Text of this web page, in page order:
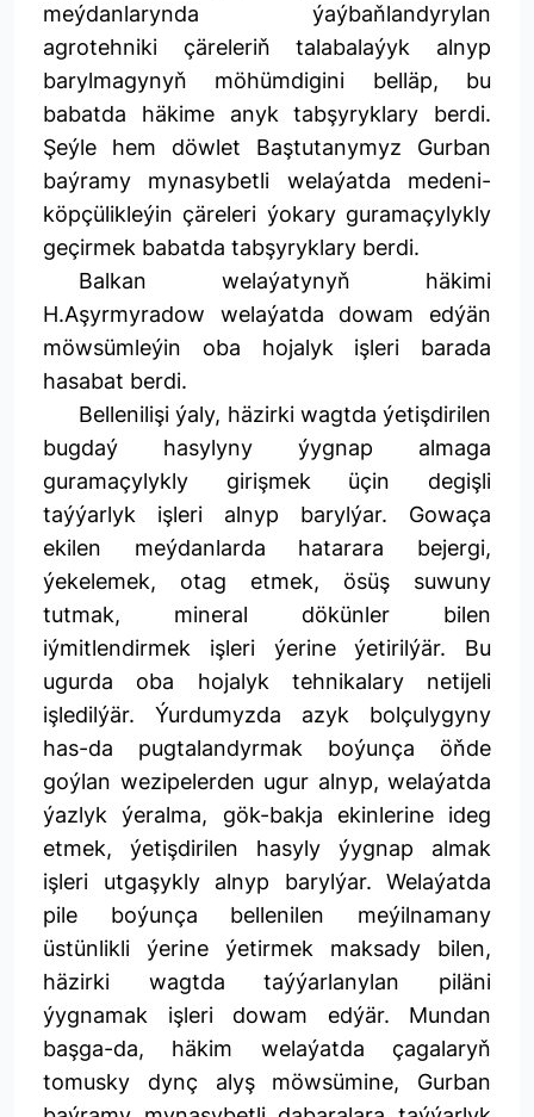
meýdanlarynda ýaýbaňlandyrylan
agrotehniki çäreleriň talabalaýyk alnyp
barylmagynyň möhümdigini belläp, bu
babatda häkime anyk tabşyryklary berdi.
Şeýle hem döwlet Baştutanymyz Gurban
baýramy mynasybetli welaýatda medeni-
köpçülikleýin çäreleri ýokary guramaçylykly
geçirmek babatda tabşyryklary berdi.
Balkan welaýatynyň häkimi
H.Aşyrmyradow welaýatda dowam edýän
möwsümleýin oba hojalyk işleri barada
hasabat berdi.
Bellenilişi ýaly, häzirki wagtda ýetişdirilen
bugdaý hasylyny ýygnap almaga
guramaçylykly girişmek üçin degişli
taýýarlyk işleri alnyp barylýar. Gowaça
ekilen meýdanlarda hatarara bejergi,
ýekelemek, otag etmek, ösüş suwuny
tutmak, mineral dökünler bilen
iýmitlendirmek işleri ýerine ýetirilýär. Bu
ugurda oba hojalyk tehnikalary netijeli
işledilýär. Ýurdumyzda azyk bolçulygyny
has-da pugtalandyrmak boýunça öňde
goýlan wezipelerden ugur alnyp, welaýatda
ýazlyk ýeralma, gök-bakja ekinlerine ideg
etmek, ýetişdirilen hasyly ýygnap almak
işleri utgaşykly alnyp barylýar. Welaýatda
pile boýunça bellenilen meýilnamany
üstünlikli ýerine ýetirmek maksady bilen,
häzirki wagtda taýýarlanylan piläni
ýygnamak işleri dowam edýär. Mundan
başga-da, häkim welaýatda çagalaryň
tomusky dynç alyş möwsümine, Gurban